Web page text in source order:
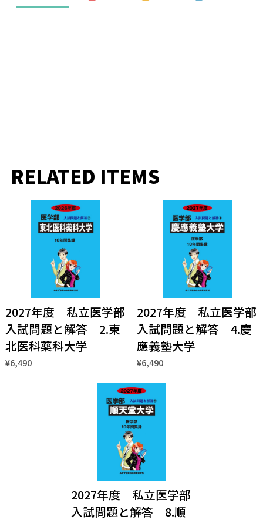
RELATED ITEMS
2027年度 私立医学部
入試問題と解答 2.東
北医科薬科大学
¥6,490
2027年度 私立医学部
入試問題と解答 4.慶
應義塾大学
¥6,490
2027年度 私立医学部
入試問題と解答 8.順